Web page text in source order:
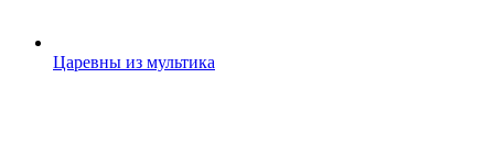
Царевны из мультика